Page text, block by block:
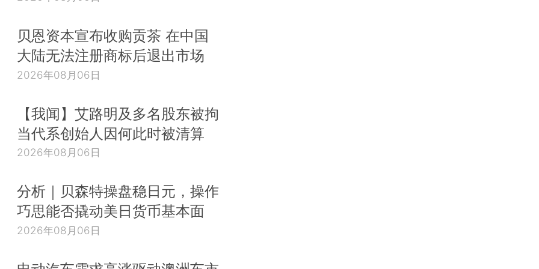
贝恩资本宣布收购贡茶 在中国
大陆无法注册商标后退出市场
2026年08月06日
【我闻】艾路明及多名股东被拘
当代系创始人因何此时被清算
2026年08月06日
分析｜贝森特操盘稳日元，操作
巧思能否撬动美日货币基本面
2026年08月06日